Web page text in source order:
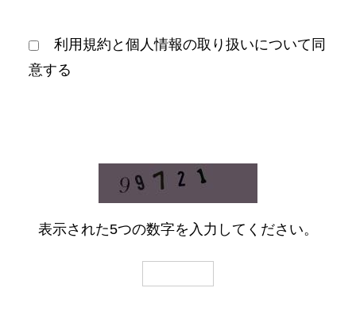
提供・共同利用について
に関する個人情報を第三者に提供または共
を定め、従業者全員に周知・徹底と啓発・
教育を図るとともに、その遵守状況の監査
を定期的に実施いたします。
また、個人情報を保護するために必要な安
全管理措置の維持・向上に努めてまいりま
す。
報の、利用目的の通知、開示、内容の訂
利用規約と個人情報の取り扱いについて同
意する
表示された5つの数字を入力してください。